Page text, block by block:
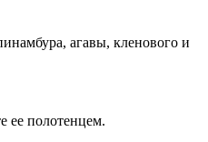
агавы, кленового и
полотенцем.